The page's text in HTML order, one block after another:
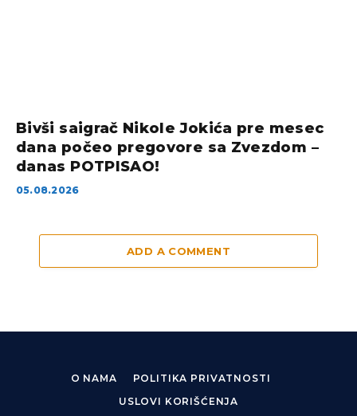
Bivši saigrač Nikole Jokića pre mesec
dana počeo pregovore sa Zvezdom –
danas POTPISAO!
05.08.2026
ADD A COMMENT
O NAMA
POLITIKA PRIVATNOSTI
USLOVI KORIŠĆENJA